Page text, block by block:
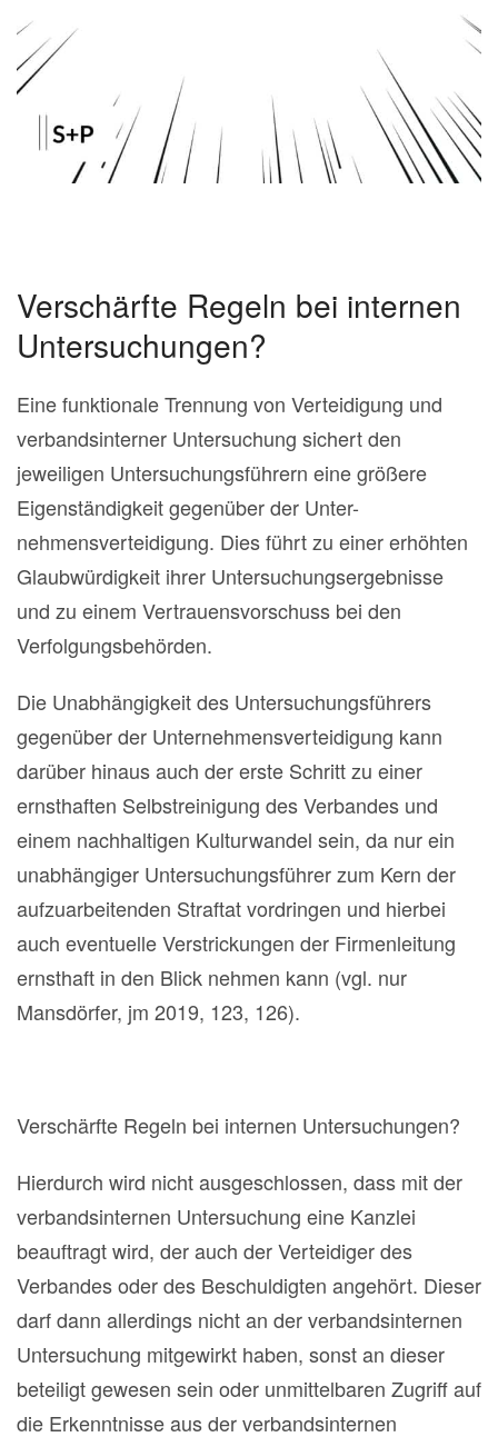
Verschärfte Regeln bei internen
Untersuchungen?
Eine funktionale Trennung von Verteidigung und
verbandsinterner Untersuchung sichert den
jeweiligen Untersuchungsführern eine größere
Eigenständigkeit gegenüber der Unter-
nehmensverteidigung. Dies führt zu einer erhöhten
Glaubwürdigkeit ihrer Untersuchungsergebnisse
und zu einem Vertrauensvorschuss bei den
Verfolgungsbehörden.
Die Unabhängigkeit des Untersuchungsführers
gegenüber der Unternehmensverteidigung kann
darüber hinaus auch der erste Schritt zu einer
ernsthaften Selbstreinigung des Verbandes und
einem nachhaltigen Kulturwandel sein, da nur ein
unabhängiger Untersuchungsführer zum Kern der
aufzuarbeitenden Straftat vordringen und hierbei
auch eventuelle Verstrickungen der Firmenleitung
ernsthaft in den Blick nehmen kann (vgl. nur
Mansdörfer, jm 2019, 123, 126).
Verschärfte Regeln bei internen Untersuchungen?
Hierdurch wird nicht ausgeschlossen, dass mit der
verbandsinternen Untersuchung eine Kanzlei
beauftragt wird, der auch der Verteidiger des
Verbandes oder des Beschuldigten angehört. Dieser
darf dann allerdings nicht an der verbandsinternen
Untersuchung mitgewirkt haben, sonst an dieser
beteiligt gewesen sein oder unmittelbaren Zugriff auf
die Erkenntnisse aus der verbandsinternen